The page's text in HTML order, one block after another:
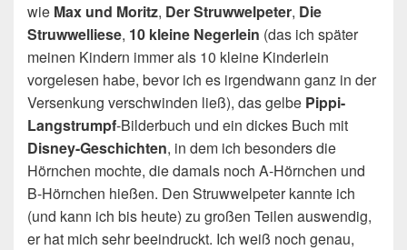
wie Max und Moritz, Der Struwwelpeter, Die
Struwwelliese, 10 kleine Negerlein (das ich später
meinen Kindern immer als 10 kleine Kinderlein
vorgelesen habe, bevor ich es irgendwann ganz in der
Versenkung verschwinden ließ), das gelbe Pippi-
Langstrumpf-Bilderbuch und ein dickes Buch mit
Disney-Geschichten, in dem ich besonders die
Hörnchen mochte, die damals noch A-Hörnchen und
B-Hörnchen hießen. Den Struwwelpeter kannte ich
(und kann ich bis heute) zu großen Teilen auswendig,
er hat mich sehr beeindruckt. Ich weiß noch genau,